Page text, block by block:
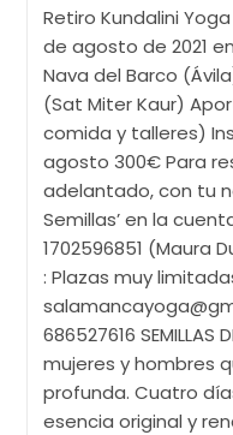
Retiro Kundalini Yoga
de agosto de 2021
Nava del Barco
(Sat Miter Kaur)
comida y talleres)
agosto 300€ Para
adelantado, con tu
Semillas’ en la
1702596851 (Maura
: Plazas muy
686527616
mujeres y hombres
profunda. Cuatro
esencia original y